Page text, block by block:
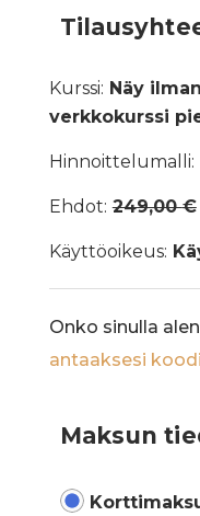
Kurssi: Näy
verkkokurssi
Hinnoittelumalli:
Ehdot: 249,00€
Käyttöoikeus:
Onko sinulla
antaaksesi
Maksun